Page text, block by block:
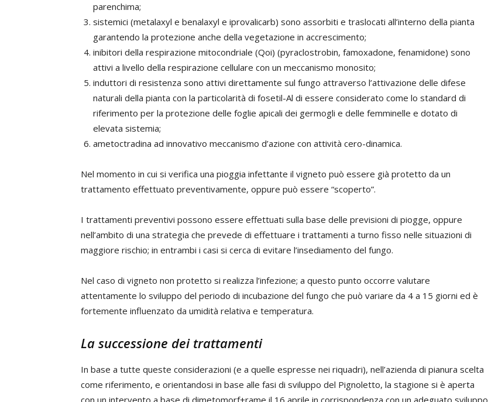
parenchima;
sistemici (metalaxyl e benalaxyl e iprovalicarb) sono assorbiti e traslocati all’interno della pianta
garantendo la protezione anche della vegetazione in accrescimento;
inibitori della respirazione mitocondriale (Qoi) (pyraclostrobin, famoxadone, fenamidone) sono
attivi a livello della respirazione cellulare con un meccanismo monosito;
induttori di resistenza sono attivi direttamente sul fungo attraverso l’attivazione delle difese
naturali della pianta con la particolarità di fosetil-Al di essere considerato come lo standard di
riferimento per la protezione delle foglie apicali dei germogli e delle femminelle e dotato di
elevata sistemia;
ametoctradina ad innovativo meccanismo d’azione con attività cero-dinamica.
Nel momento in cui si verifica una pioggia infettante il vigneto può essere già protetto da un
trattamento effettuato preventivamente, oppure può essere “scoperto”.
I trattamenti preventivi possono essere effettuati sulla base delle previsioni di piogge, oppure
nell’ambito di una strategia che prevede di effettuare i trattamenti a turno fisso nelle situazioni di
maggiore rischio; in entrambi i casi si cerca di evitare l’insediamento del fungo.
Nel caso di vigneto non protetto si realizza l’infezione; a questo punto occorre valutare
attentamente lo sviluppo del periodo di incubazione del fungo che può variare da 4 a 15 giorni ed è
fortemente influenzato da umidità relativa e temperatura.
La successione dei trattamenti
In base a tutte queste considerazioni (e a quelle espresse nei riquadri), nell’azienda di pianura scelta
come riferimento, e orientandosi in base alle fasi di sviluppo del Pignoletto, la stagione si è aperta
con un intervento a base di dimetomorf+rame il 16 aprile in corrispondenza con un adeguato sviluppo